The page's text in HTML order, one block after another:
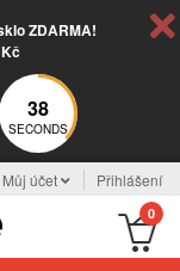
ZDARMA!
37
SECONDS
Můj účet Přihlášení
0